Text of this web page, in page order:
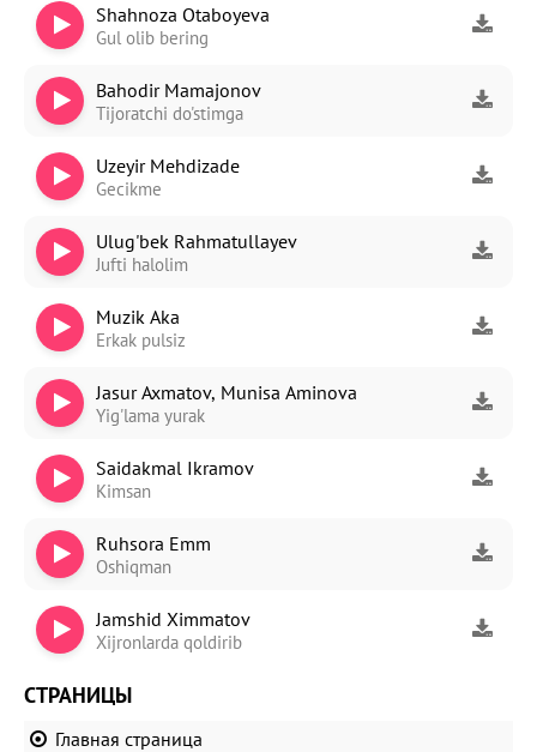
Shahnoza Otaboyeva
Gul olib bering
Bahodir Mamajonov
Tijoratchi do'stimga
Uzeyir Mehdizade
Gecikme
Ulug'bek Rahmatullayev
Jufti halolim
Muzik Aka
Erkak pulsiz
Jasur Axmatov, Munisa Aminova
Yig'lama yurak
Saidakmal Ikramov
Kimsan
Ruhsora Emm
Oshiqman
Jamshid Ximmatov
Xijronlarda qoldirib
СТРАНИЦЫ
Главная страница